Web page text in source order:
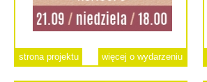
strona projektu więcej o wydarzeniu